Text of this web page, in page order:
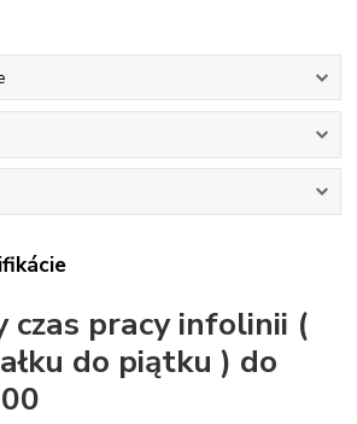
czas pracy infolinii (
do piątku ) do